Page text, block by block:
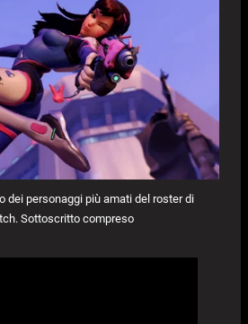
dei personaggi più amati del roster di
Sottoscritto compreso